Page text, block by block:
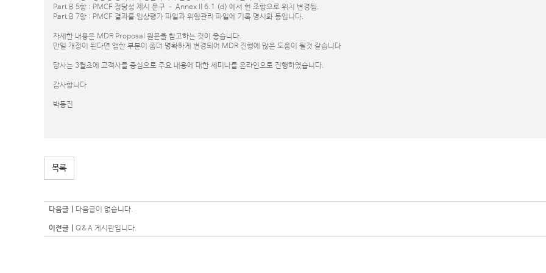
Part B 5항 : PMCF 정당성 제시 문구 – Annex II 6.1 (d) 에서 현 조항으로 위치 변경됨.
Part B 7항 : PMCF 결과를 임상평가 파일과 위험관리 파일에 기록 명시화 등입니다.
자세한 내용은 MDR Proposal 원문을 참고하는 것이 좋습니다.
만일 개정이 된다면 앰한 부분이 좀더 명확하게 변경되어 MDR 진행에 많은 도움이 될것 같습니다
당사는 3월초에 고객사를 중심으로 주요 내용에 대한 세미나를 온라인으로 진행하였습니다.
감사합니다
박동진
목록
다음글 | 다음글이 없습니다.
이전글 | Q&A 게시판입니다.